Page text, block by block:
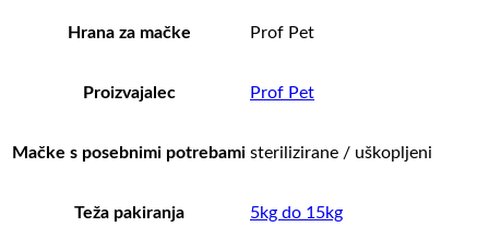
Hrana za mačke Prof Pet
Proizvajalec Prof Pet
Mačke s posebnimi potrebami sterilizirane / uškopljeni
Teža pakiranja 5kg do 15kg